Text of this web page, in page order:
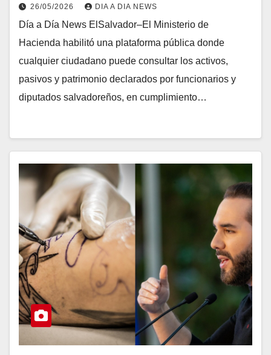
26/05/2026 DIA A DIA NEWS
Día a Día News ElSalvador–El Ministerio de
Hacienda habilitó una plataforma pública donde
cualquier ciudadano puede consultar los activos,
pasivos y patrimonio declarados por funcionarios y
diputados salvadoreños, en cumplimiento…